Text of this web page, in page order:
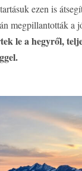
ezen is
megpillantották a
le a hegyről,